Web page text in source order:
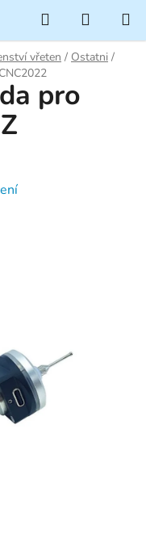
Hledat
KOŠÍK
vřeten / Ostatni /
pro